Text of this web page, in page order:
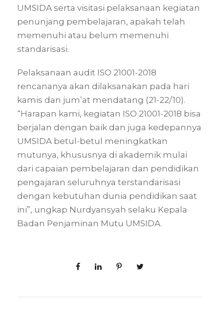
UMSIDA serta visitasi pelaksanaan kegiatan
penunjang pembelajaran, apakah telah
memenuhi atau belum memenuhi
standarisasi.
Pelaksanaan audit ISO 21001-2018
rencananya akan dilaksanakan pada hari
kamis dan jum’at mendatang (21-22/10).
“Harapan kami, kegiatan ISO 21001-2018 bisa
berjalan dengan baik dan juga kedepannya
UMSIDA betul-betul meningkatkan
mutunya, khususnya di akademik mulai
dari capaian pembelajaran dan pendidikan
pengajaran seluruhnya terstandarisasi
dengan kebutuhan dunia pendidikan saat
ini”, ungkap Nurdyansyah selaku Kepala
Badan Penjaminan Mutu UMSIDA.